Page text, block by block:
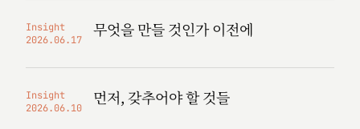
Insight
2026.06.17
무엇을 만들 것인가 이전에
Insight
2026.06.10
먼저, 갖추어야 할 것들